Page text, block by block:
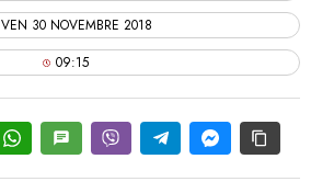
VEN 30 NOVEMBRE 2018
09:15